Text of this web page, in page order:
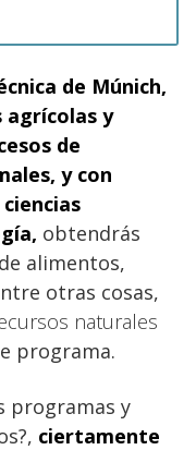
de Múnich,
agrícolas y
de
y con
obtendrás
de alimentos,
otras cosas,
naturales
programa.
programas y
ciertamente